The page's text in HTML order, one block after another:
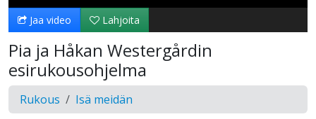
Jaa video Lahjoita
Pia ja Håkan Westergårdin
esirukousohjelma
Rukous Isä meidän